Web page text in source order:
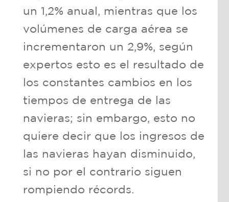
un 1,2% anual, mientras que los
volúmenes de carga aérea se
incrementaron un 2,9%, según
expertos esto es el resultado de
los constantes cambios en los
tiempos de entrega de las
navieras; sin embargo, esto no
quiere decir que los ingresos de
las navieras hayan disminuido,
si no por el contrario siguen
rompiendo récords.